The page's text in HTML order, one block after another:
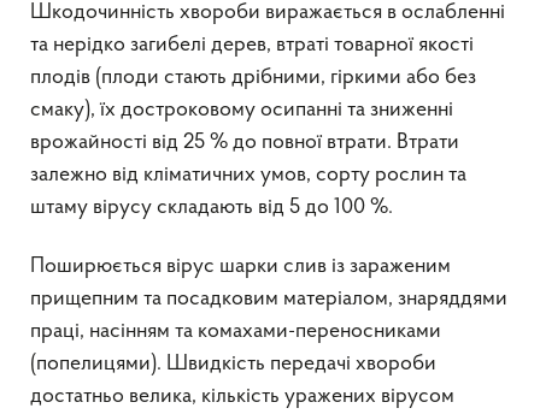
Шкодочинність хвороби виражається в ослабленні
та нерідко загибелі дерев, втраті товарної якості
плодів (плоди стають дрібними, гіркими або без
смаку), їх достроковому осипанні та зниженні
врожайності від 25 % до повної втрати. Втрати
залежно від кліматичних умов, сорту рослин та
штаму вірусу складають від 5 до 100 %.
Поширюється вірус шарки слив із зараженим
прищепним та посадковим матеріалом, знаряддями
праці, насінням та комахами-переносниками
(попелицями). Швидкість передачі хвороби
достатньо велика, кількість уражених вірусом